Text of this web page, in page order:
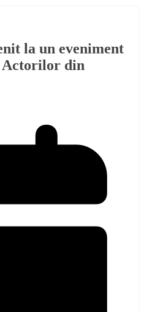
la un eveniment
Actorilor din